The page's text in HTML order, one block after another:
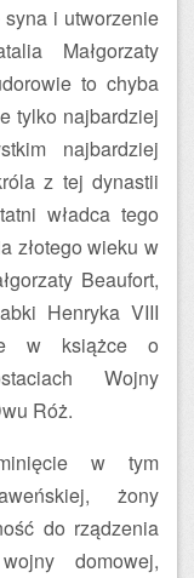
i utworzenie
Małgorzaty
to chyba
tylko najbardziej
najbardziej
z tej dynastii
władca tego
złotego wieku w
Beaufort,
Henryka VIII
w książce o
Wojny
Róż.
w tym
żony
do rządzenia
domowej,